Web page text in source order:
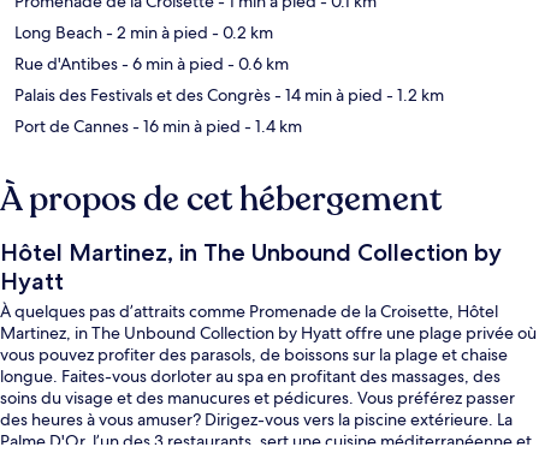
Long Beach- 2 min à pied - 0.2 km
Rue d'Antibes- 6 min à pied - 0.6 km
Palais des Festivals et des Congrès- 14 min à pied - 1.2 km
Port de Cannes- 16 min à pied - 1.4 km
À propos de cet hébergement
Hôtel Martinez, in The Unbound Collection by
Hyatt
À quelques pas d’attraits comme Promenade de la Croisette, Hôtel
Martinez, in The Unbound Collection by Hyatt offre une plage privée où
vous pouvez profiter des parasols, de boissons sur la plage et chaise
longue. Faites-vous dorloter au spa en profitant des massages, des
soins du visage et des manucures et pédicures. Vous préférez passer
des heures à vous amuser? Dirigez-vous vers la piscine extérieure. La
Palme D'Or, l’un des 3 restaurants, sert une cuisine méditerranéenne et